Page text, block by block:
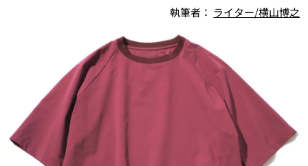
執筆者： ライター/横山博之